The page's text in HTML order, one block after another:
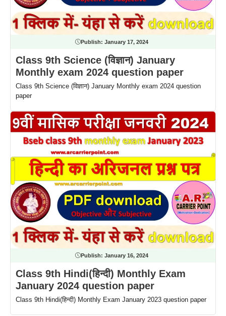
Publish: January 17, 2024
Class 9th Science (विज्ञान) January
Monthly exam 2024 question paper
Class 9th Science (विज्ञान) January Monthly exam 2024 question
paper
Publish: January 16, 2024
Class 9th Hindi(हिन्दी) Monthly Exam
January 2024 question paper
Class 9th Hindi(हिन्दी) Monthly Exam January 2023 question paper